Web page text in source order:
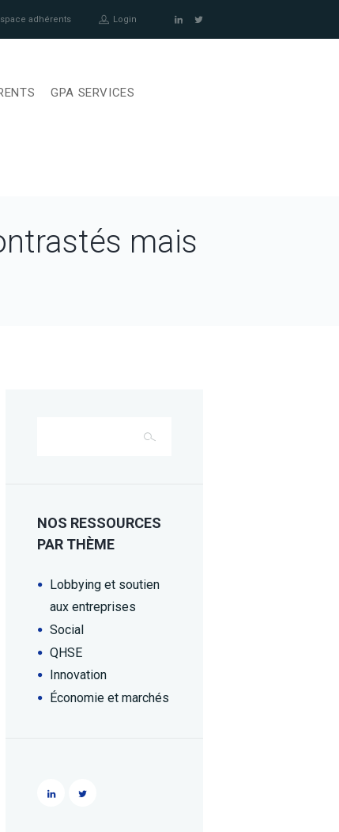
adhérents Login
GPA SERVICES
mais
NOS RESSOURCES
PAR THÈME
Lobbying et soutien
aux entreprises
Social
QHSE
Innovation
Économie et marchés